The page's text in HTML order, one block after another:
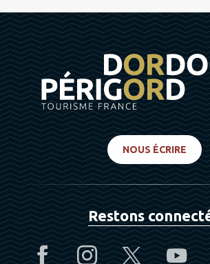
NOUS ÉCRIRE
Restons